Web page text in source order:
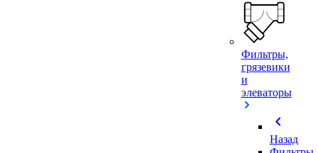
Фильтры,
грязевики
и
элеваторы
chevron_left
Назад